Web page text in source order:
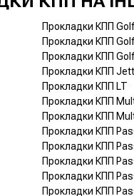
Прокладки КПП
Прокладки КПП Golf
Прокладки КПП Golf
Прокладки КПП
Прокладки КПП LT
Прокладки КПП
Прокладки КПП
Прокладки КПП
Прокладки КПП
Прокладки КПП
Прокладки КПП
Прокладки КПП